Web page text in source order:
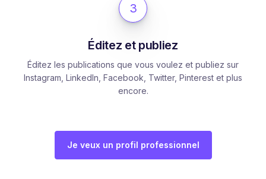
3
Éditez et publiez
Éditez les publications que vous voulez et publiez sur
Instagram, LinkedIn, Facebook, Twitter, Pinterest et plus
encore.
Je veux un profil professionnel